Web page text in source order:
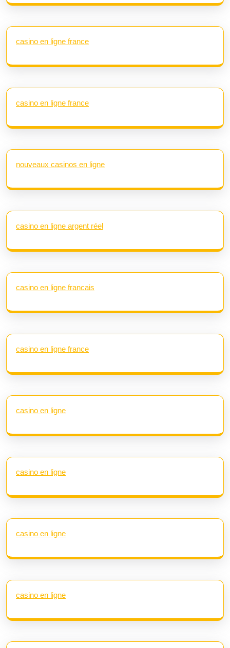
casino en ligne france
casino en ligne france
nouveaux casinos en ligne
casino en ligne argent réel
casino en ligne francais
casino en ligne france
casino en ligne
casino en ligne
casino en ligne
casino en ligne